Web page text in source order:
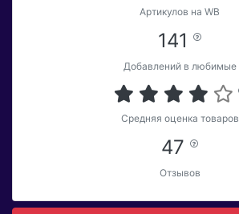
Артикулов на WB
141
Добавлений в любимые
Средняя оценка товаров
47
Отзывов